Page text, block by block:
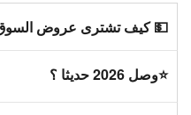
💵 كيف تشترى عروض
⭐وصل 2026 حديثا ؟